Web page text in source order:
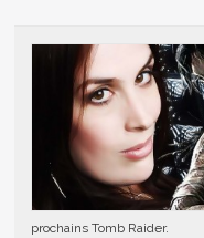
prochains Tomb Raider.